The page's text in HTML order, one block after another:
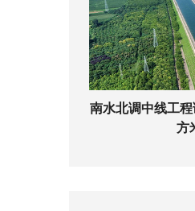
南水北调中线工
方